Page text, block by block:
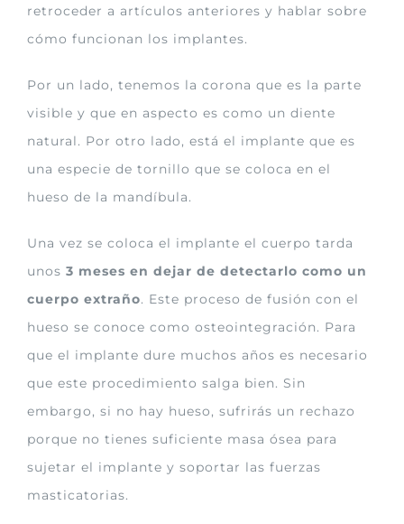
retroceder a artículos anteriores y hablar sobre
cómo funcionan los implantes.
Por un lado, tenemos la corona que es la parte
visible y que en aspecto es como un diente
natural. Por otro lado, está el implante que es
una especie de tornillo que se coloca en el
hueso de la mandíbula.
Una vez se coloca el implante el cuerpo tarda
unos 3 meses en dejar de detectarlo como un
cuerpo extraño. Este proceso de fusión con el
hueso se conoce como osteointegración. Para
que el implante dure muchos años es necesario
que este procedimiento salga bien. Sin
embargo, si no hay hueso, sufrirás un rechazo
porque no tienes suficiente masa ósea para
sujetar el implante y soportar las fuerzas
masticatorias.